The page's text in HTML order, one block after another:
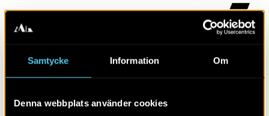
Samtycke Information Om
Denna webbplats använder cookies